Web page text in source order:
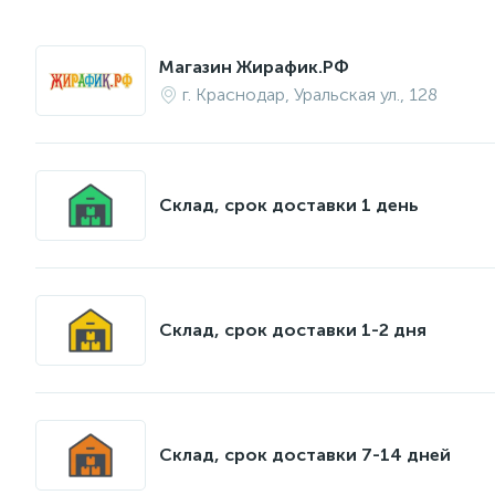
Магазин Жирафик.РФ
г. Краснодар, Уральская ул., 128
Склад, срок доставки 1 день
Склад, срок доставки 1-2 дня
Склад, срок доставки 7-14 дней